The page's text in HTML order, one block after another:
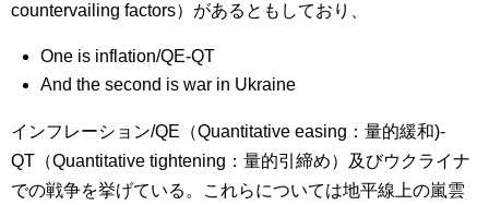
countervailing factors）があるともしており、
One is inflation/QE-QT
And the second is war in Ukraine
インフレーション/QE（Quantitative easing：量的緩和)-
QT（Quantitative tightening：量的引締め）及びウクライナ
での戦争を挙げている。これらについては地平線上の嵐雲